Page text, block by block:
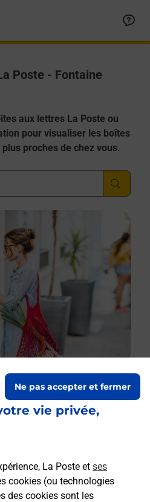
vie privée,
La Poste et ses
cookies (ou technologies
des cookies sont les
Ne pas accepter et fermer
Poste - Fontaine
aux lettres La Poste ou
pour visualiser les boîtes
proches de chez vous.
Poste
onglet